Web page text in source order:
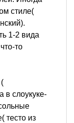
стиле(
1-2 вида
то
в слоукуке-
тесто из